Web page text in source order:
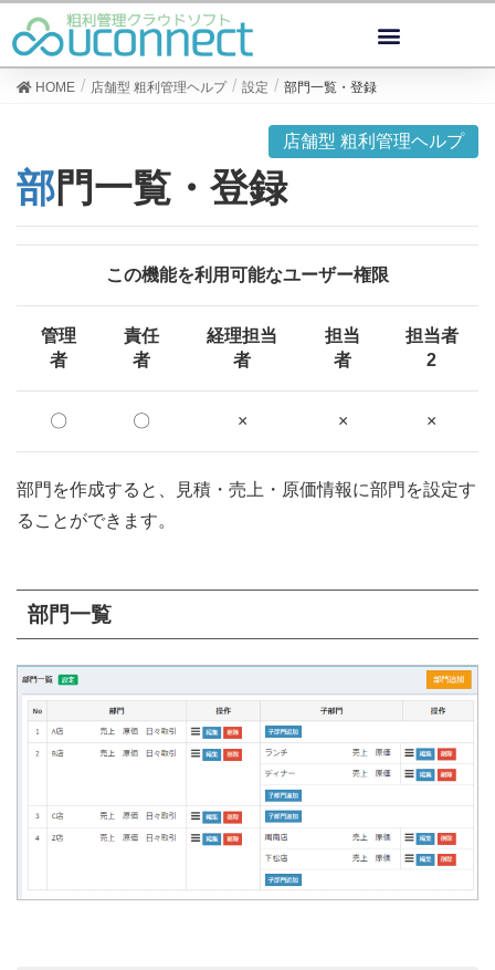
HOME 店舗型 粗利管理ヘルプ 設定 部門一覧・登録
店舗型 粗利管理ヘルプ
部門一覧・登録
この機能を利用可能なユーザー権限
管理
者
責任
者
経理担当
者
担当
者
担当者
2
〇 〇 × × ×
部門を作成すると、見積・売上・原価情報に部門を設定す
ることができます。
部門一覧